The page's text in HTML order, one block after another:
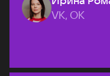
VK, ОК